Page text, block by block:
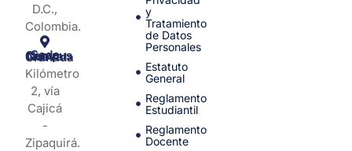
D.C.,
Colombia.
Sede Campus Nueva Granada
Kilómetro
2, vía
Cajicá
-
Zipaquirá.
y
Tratamiento
de Datos
Personales
Estatuto
General
Reglamento
Estudiantil
Reglamento
Docente